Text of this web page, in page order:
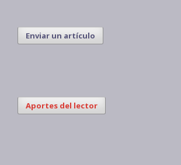
Enviar un artículo
Aportes del lector